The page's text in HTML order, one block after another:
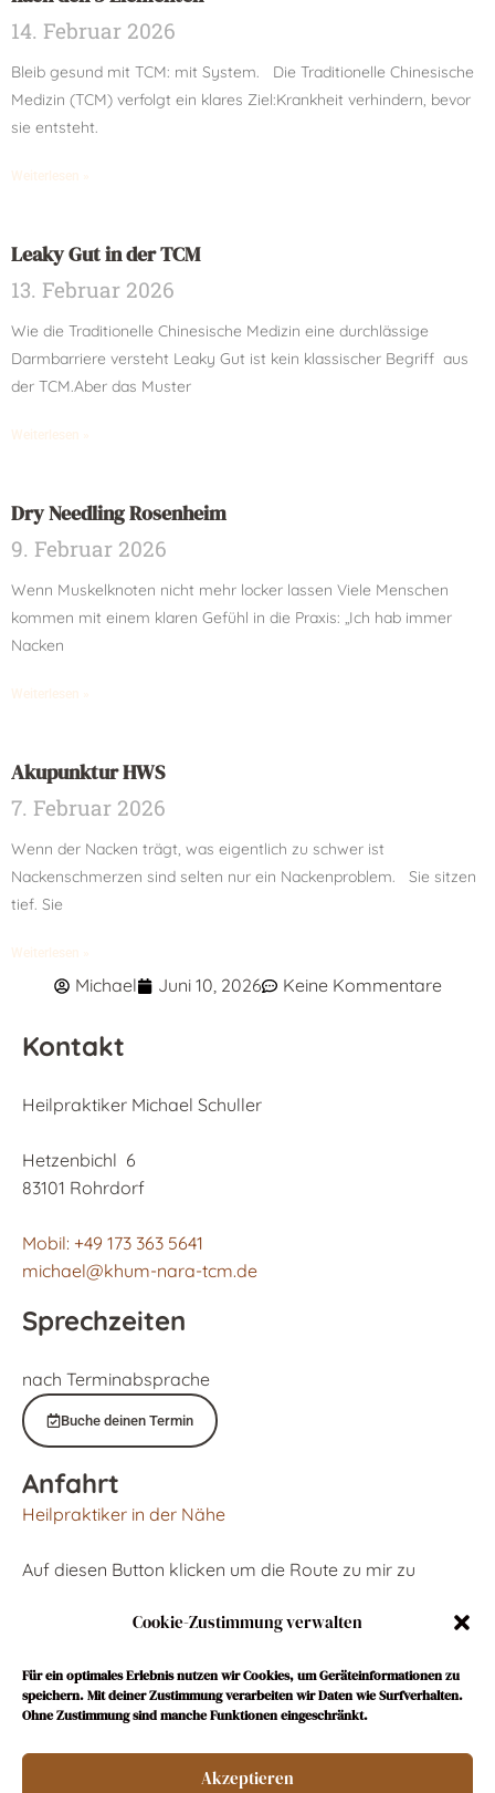
Cookie-Zustimmung verwalten
Für ein optimales Erlebnis nutzen wir Cookies, um Geräteinformationen zu
speichern. Mit deiner Zustimmung verarbeiten wir Daten wie Surfverhalten.
Ohne Zustimmung sind manche Funktionen eingeschränkt.
Akzeptieren
14. Februar 2026
Bleib gesund mit TCM: mit System. Die Traditionelle Chinesische
Medizin (TCM) verfolgt ein klares Ziel:Krankheit verhindern, bevor
sie entsteht.
Weiterlesen »
Leaky Gut in der TCM
13. Februar 2026
Wie die Traditionelle Chinesische Medizin eine durchlässige
Darmbarriere versteht Leaky Gut ist kein klassischer Begriff aus
der TCM.Aber das Muster
Weiterlesen »
Dry Needling Rosenheim
9. Februar 2026
Wenn Muskelknoten nicht mehr locker lassen Viele Menschen
kommen mit einem klaren Gefühl in die Praxis: „Ich hab immer
Nacken
Weiterlesen »
Akupunktur HWS
7. Februar 2026
Wenn der Nacken trägt, was eigentlich zu schwer ist
Nackenschmerzen sind selten nur ein Nackenproblem. Sie sitzen
tief. Sie
Weiterlesen »
Michael Juni 10, 2026 Keine Kommentare
Kontakt
Heilpraktiker Michael Schuller
Hetzenbichl 6
83101 Rohrdorf
Mobil: +49 173 363 5641
michael@khum-nara-tcm.de
Sprechzeiten
nach Terminabsprache
Buche deinen Termin
Anfahrt
Heilpraktiker in der Nähe
Auf diesen Button klicken um die Route zu mir zu
Impressum